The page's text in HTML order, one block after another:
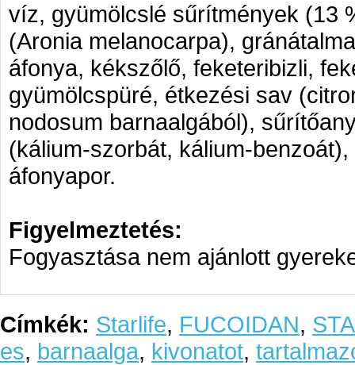
víz, gyümölcslé sűrítmények (13
(Aronia melanocarpa),
áfonya, kékszőlő, feketeribizli,
gyümölcspüré, étkezési sav
nodosum barnaalgából),
(kálium-szorbát, kálium-
áfonyapor.
Figyelmeztetés:
Fogyasztása nem ajánlott
Címkék: Starlife, FUCOIDAN,
es, barnaalga, kivonatot,